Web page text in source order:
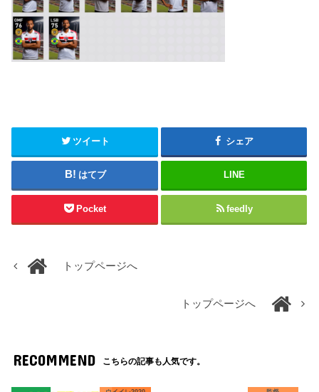
ツイート シェア
はてブ LINE
Pocket feedly
トップページへ
トップページへ
RECOMMEND こちらの記事も人気です。